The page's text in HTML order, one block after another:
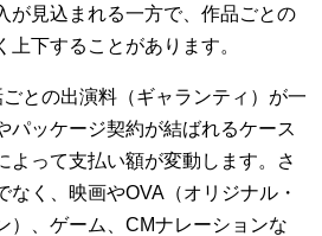
が見込まれる一方で、作品ごとの
下することがあります。
との出演料（ギャランティ）が一
パッケージ契約が結ばれるケース
よって支払い額が変動します。さ
なく、映画やOVA（オリジナル・
）、ゲーム、CMナレーションな